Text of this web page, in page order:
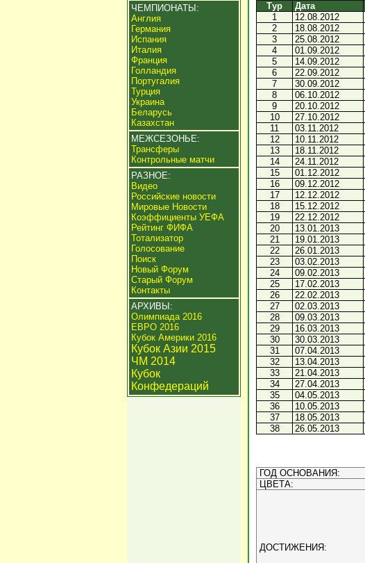
ЧЕМПИОНАТЫ:
Англия
Германия
Испания
Италия
Франция
Голландия
Португалия
Турция
Украина
Беларусь
Казахстан
МЕЖСЕЗОНЬЕ:
Трансферы
Контрольные матчи
РАЗНОЕ:
Видео
Российские новости
Мировые Новости
Коэффициенты УЕФА
Рейтинг ФИФА
Тотализатор
Голосование
Поиск
Новый Форум
Старый Форум
Контакты
АРХИВЫ:
Олимпиада 2016
ЕВРО 2016
Кубок Америки 2016
Кубок Азии 2015
ЧМ 2014
Кубок
Конфедераций
Тур Дата
1
12.08.2012
2
18.08.2012
3
25.08.2012
4
01.09.2012
5
14.09.2012
6
22.09.2012
7
30.09.2012
8
06.10.2012
9
20.10.2012
10
27.10.2012
11
03.11.2012
12
10.11.2012
13
18.11.2012
14
24.11.2012
15
01.12.2012
16
09.12.2012
17
12.12.2012
18
15.12.2012
19
22.12.2012
20
13.01.2013
21
19.01.2013
22
26.01.2013
23
03.02.2013
24
09.02.2013
25
17.02.2013
26
22.02.2013
27
02.03.2013
28
09.03.2013
29
16.03.2013
30
30.03.2013
31
07.04.2013
32
13.04.2013
33
21.04.2013
34
27.04.2013
35
04.05.2013
36
10.05.2013
37
18.05.2013
38
26.05.2013
ГОД ОСНОВАНИЯ:
ЦВЕТА:
ДОСТИЖЕНИЯ: